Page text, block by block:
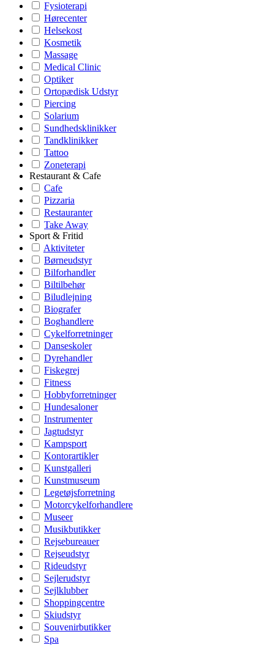
Fysioterapi
Hørecenter
Helsekost
Kosmetik
Massage
Medical Clinic
Optiker
Ortopædisk Udstyr
Piercing
Solarium
Sundhedsklinikker
Tandklinikker
Tattoo
Zoneterapi
Restaurant & Cafe
Cafe
Pizzaria
Restauranter
Take Away
Sport & Fritid
Aktiviteter
Børneudstyr
Bilforhandler
Biltilbehør
Biludlejning
Biografer
Boghandlere
Cykelforretninger
Danseskoler
Dyrehandler
Fiskegrej
Fitness
Hobbyforretninger
Hundesaloner
Instrumenter
Jagtudstyr
Kampsport
Kontorartikler
Kunstgalleri
Kunstmuseum
Legetøjsforretning
Motorcykelforhandlere
Museer
Musikbutikker
Rejsebureauer
Rejseudstyr
Rideudstyr
Sejlerudstyr
Sejlklubber
Shoppingcentre
Skiudstyr
Souvenirbutikker
Spa